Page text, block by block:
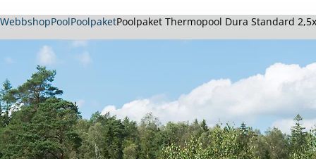
WebbshopPoolPoolpaketPoolpaket Thermopool Dura Standard